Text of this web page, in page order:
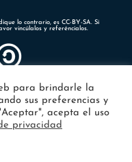
lo contrario, es CC-BY-SA. Si
vincúlalos y referéncialos.
para brindarle la
sus preferencias y
acepta el uso
privacidad